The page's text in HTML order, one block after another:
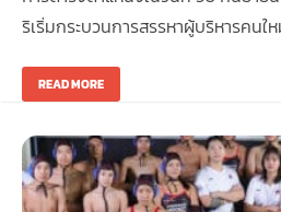
ริเริ่มกระบวนการสรรหาผู้บริหารคนใ
READ MORE